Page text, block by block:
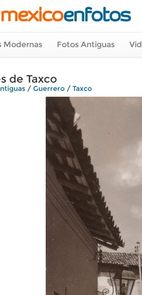
Modernas Fotos Antiguas
de Taxco
/ Guerrero / Taxco